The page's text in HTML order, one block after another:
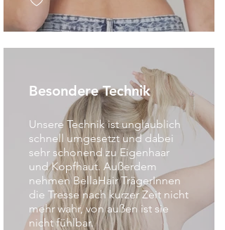
Besondere Technik
Unsere Technik ist unglaublich
schnell umgesetzt und dabei
sehr schonend zu Eigenhaar
und Kopfhaut. Außerdem
nehmen BellaHair TrägerInnen
die Tresse nach kurzer Zeit nicht
mehr wahr, von außen ist sie
nicht fühlbar.